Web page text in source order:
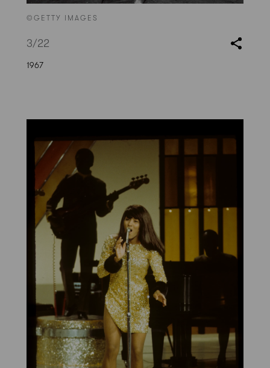
©GETTY IMAGES
3/22
1967